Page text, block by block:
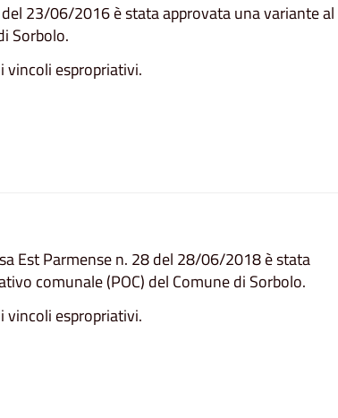
23/06/2016 è stata approvata una variante al
Sorbolo.
vincoli espropriativi.
Est Parmense n. 28 del 28/06/2018 è stata
comunale (POC) del Comune di Sorbolo.
vincoli espropriativi.